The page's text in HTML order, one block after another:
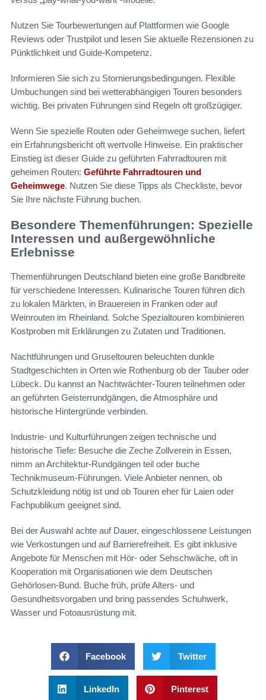
Nutzen Sie Tourbewertungen auf Plattformen wie Google
Reviews oder Trustpilot und lesen Sie aktuelle Rezensionen zu
Pünktlichkeit und Guide-Kompetenz.
Informieren Sie sich zu Stornierungsbedingungen. Flexible
Umbuchungen sind bei wetterabhängigen Touren besonders
wichtig. Bei privaten Führungen sind Regeln oft großzügiger.
Wenn Sie spezielle Routen oder Geheimwege suchen, liefert
ein Erfahrungsbericht oft wertvolle Hinweise. Ein praktischer
Einstieg ist dieser Guide zu geführten Fahrradtouren mit
geheimen Routen: Geführte Fahrradtouren und
Geheimwege. Nutzen Sie diese Tipps als Checkliste, bevor
Sie Ihre nächste Führung buchen.
Besondere Themenführungen: Spezielle
Interessen und außergewöhnliche
Erlebnisse
Themenführungen Deutschland bieten eine große Bandbreite
für verschiedene Interessen. Kulinarische Touren führen dich
zu lokalen Märkten, in Brauereien in Franken oder auf
Weinrouten im Rheinland. Solche Spezialtouren kombinieren
Kostproben mit Erklärungen zu Zutaten und Traditionen.
Nachtführungen und Gruseltouren beleuchten dunkle
Stadtgeschichten in Orten wie Rothenburg ob der Tauber oder
Lübeck. Du kannst an Nachtwächter-Touren teilnehmen oder
an geführten Geisterrundgängen, die Atmosphäre und
historische Hintergründe verbinden.
Industrie- und Kulturführungen zeigen technische und
historische Tiefe: Besuche die Zeche Zollverein in Essen,
nimm an Architektur-Rundgängen teil oder buche
Technikmuseum-Führungen. Viele Anbieter nennen, ob
Schutzkleidung nötig ist und ob Touren eher für Laien oder
Fachpublikum geeignet sind.
Bei der Auswahl achte auf Dauer, eingeschlossene Leistungen
wie Verkostungen und auf Barrierefreiheit. Es gibt inklusive
Angebote für Menschen mit Hör- oder Sehschwäche, oft in
Kooperation mit Organisationen wie dem Deutschen
Gehörlosen-Bund. Buche früh, prüfe Alters- und
Gesundheitsvorgaben und bring passendes Schuhwerk,
Wasser und Fotoausrüstung mit.
Facebook Twitter
LinkedIn Pinterest